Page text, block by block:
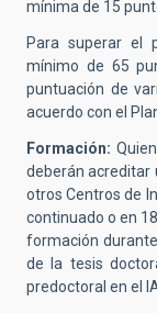
mínima de 15
Para superar el
mínimo de 65
puntuación de
acuerdo con el
Formación:
deberán acreditar
otros Centros de
continuado o en
formación
de la tesis
predoctoral en el